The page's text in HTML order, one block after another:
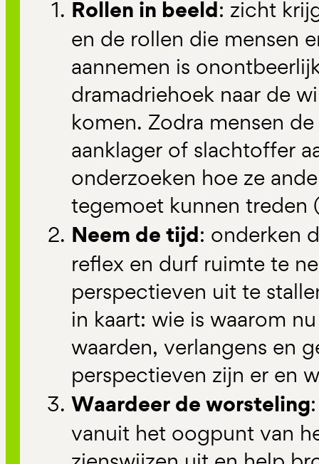
Rollen in beeld: zicht
en de rollen die mensen
aannemen is
dramadriehoek naar de
komen. Zodra mensen
aanklager of slachtoffer
onderzoeken hoe ze
tegemoet kunnen treden
Neem de tijd: onderken
reflex en durf ruimte te
perspectieven uit te
in kaart: wie is waarom
waarden, verlangens en
perspectieven zijn er en
Waardeer de worsteling
vanuit het oogpunt van